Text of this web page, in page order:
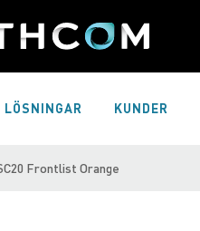
LÖSNINGAR KUNDER
Frontlist Orange